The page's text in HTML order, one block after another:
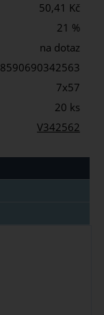
50,41 Kč
21 %
na dotaz
8590690342563
7x57
20 ks
V342562